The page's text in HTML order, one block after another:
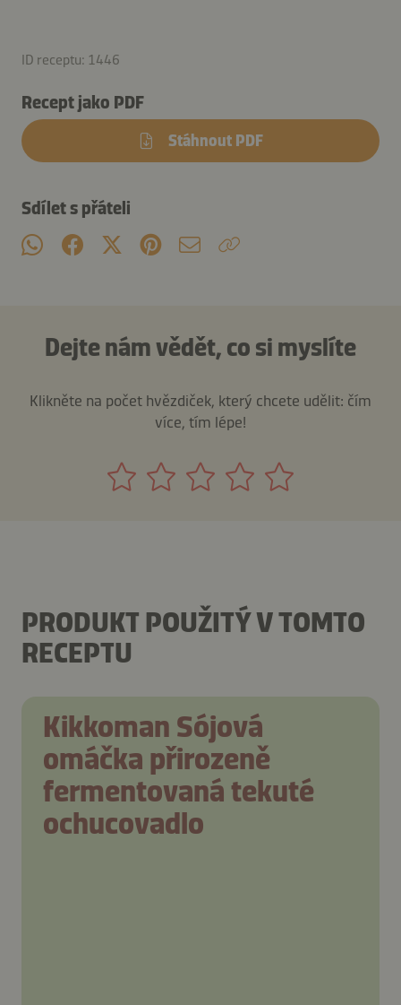
ID receptu: 1446
Recept jako PDF
Stáhnout PDF
Sdílet s přáteli
Dejte nám vědět, co si myslíte
Klikněte na počet hvězdiček, který chcete udělit: čím
více, tím lépe!
PRODUKT POUŽITÝ V TOMTO
RECEPTU
Kikkoman Sójová
omáčka přirozeně
fermentovaná tekuté
ochucovadlo